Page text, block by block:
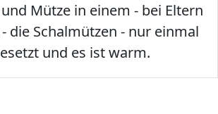
Mütze in einem - bei Eltern
die Schalmützen - nur einmal
und es ist warm.